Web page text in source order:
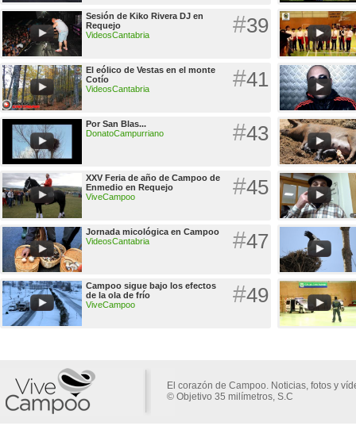
#39
Sesión de Kiko Rivera DJ en
Requejo
VideosCantabria
#41
El eólico de Vestas en el monte
Cotío
VideosCantabria
#43
Por San Blas...
DonatoCampurriano
#45
XXV Feria de año de Campoo de
Enmedio en Requejo
ViveCampoo
#47
Jornada micológica en Campoo
VideosCantabria
#49
Campoo sigue bajo los efectos
de la ola de frío
ViveCampoo
El corazón de Campoo. Noticias, fotos y
© Objetivo 35 milímetros, S.C